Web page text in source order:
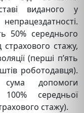
виданого у
50% середнього
стажу,
(перші п’ять
роботодавця).
допомоги
середньої
стажу).